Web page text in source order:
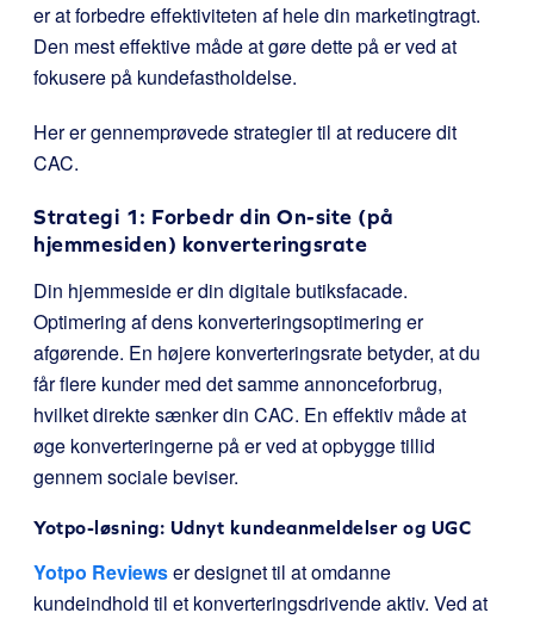
er at forbedre effektiviteten af hele din marketingtragt.
Den mest effektive måde at gøre dette på er ved at
fokusere på kundefastholdelse.
Her er gennemprøvede strategier til at reducere dit
CAC.
Strategi 1: Forbedr din On-site (på
hjemmesiden) konverteringsrate
Din hjemmeside er din digitale butiksfacade.
Optimering af dens konverteringsoptimering er
afgørende. En højere konverteringsrate betyder, at du
får flere kunder med det samme annonceforbrug,
hvilket direkte sænker din CAC. En effektiv måde at
øge konverteringerne på er ved at opbygge tillid
gennem sociale beviser.
Yotpo-løsning: Udnyt kundeanmeldelser og UGC
Yotpo Reviewser designet til at omdanne
kundeindhold til et konverteringsdrivende aktiv. Ved at